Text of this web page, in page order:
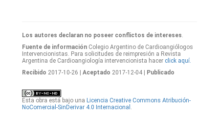
Los autores declaran no poseer conflictos de intereses.
Fuente de información Colegio Argentino de Cardioangiólogos
Intervencionistas. Para solicitudes de reimpresión a Revista
Argentina de Cardioangiología intervencionista hacer click aquí.
Recibido 2017-10-26 | Aceptado 2017-12-04 | Publicado
Esta obra está bajo una Licencia Creative Commons Atribución-
NoComercial-SinDerivar 4.0 Internacional .